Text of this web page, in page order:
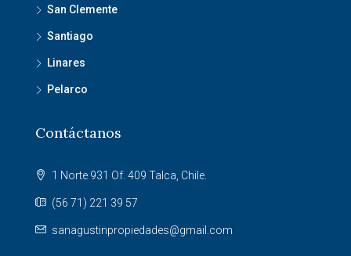
San Clemente
Santiago
Linares
Pelarco
Contáctanos
1 Norte 931 Of. 409 Talca, Chile.
(56 71) 221 39 57
sanagustinpropiedades@gmail.com